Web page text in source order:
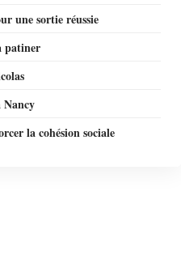
une sortie réussie
patiner
la cohésion sociale